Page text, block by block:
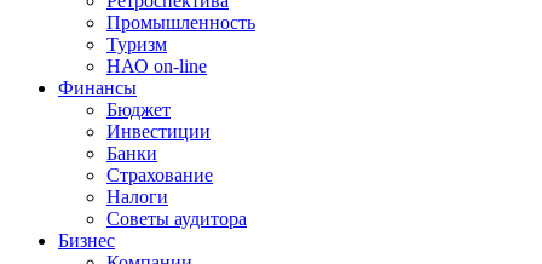
Промышленность
Туризм
НАО on-line
Финансы
Бюджет
Инвестиции
Банки
Страхование
Налоги
Советы аудитора
Бизнес